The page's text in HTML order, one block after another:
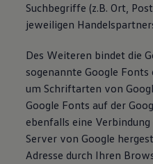
Suchbegriffe (z.B. Ort,
jeweiligen
Des Weiteren bindet die
sogenannte Google
um Schriftarten von
Google Fonts auf der
ebenfalls eine
Server von Google
Adresse durch Ihren